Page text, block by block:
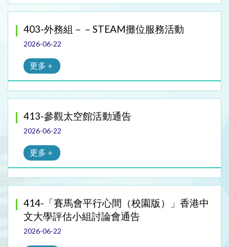
403-外務組－－STEAM攤位服務活動
2026-06-22
更多＋
413-參觀太空館活動通告
2026-06-22
更多＋
414-「賽馬會平行心間（校園版）」香港中
文大學評估小組討論會通告
2026-06-22